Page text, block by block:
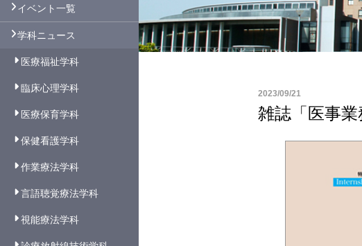
2023/09/21
雑誌「医事
イベント一覧
学科ニュース
医療福祉学科
臨床心理学科
医療保育学科
保健看護学科
作業療法学科
言語聴覚療法学科
視能療法学科